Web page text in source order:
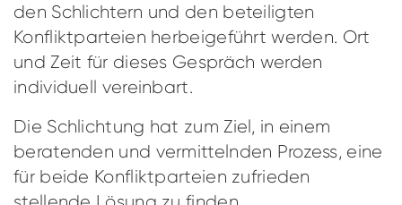
den Schlichtern und den beteiligten
Konfliktparteien herbeigeführt werden. Ort
und Zeit für dieses Gespräch werden
individuell vereinbart.
Die Schlichtung hat zum Ziel, in einem
beratenden und vermittelnden Prozess, eine
für beide Konfliktparteien zufrieden